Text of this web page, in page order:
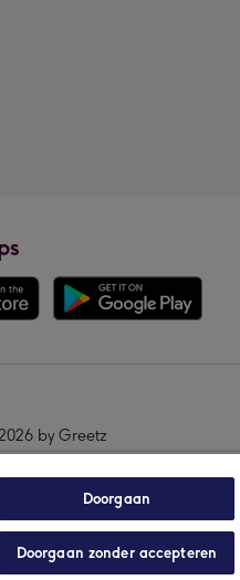
by Greetz
Doorgaan
Doorgaan zonder accepteren